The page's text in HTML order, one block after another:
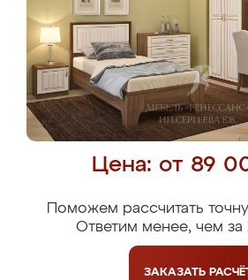
Цена: от 89
Поможем рассчитать
Ответим менее, чем за
ЗАКАЗАТЬ